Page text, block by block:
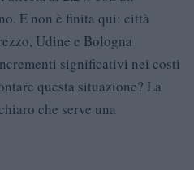
E non è finita qui: città
Udine e Bologna
significativi nei costi
questa situazione? La
che serve una